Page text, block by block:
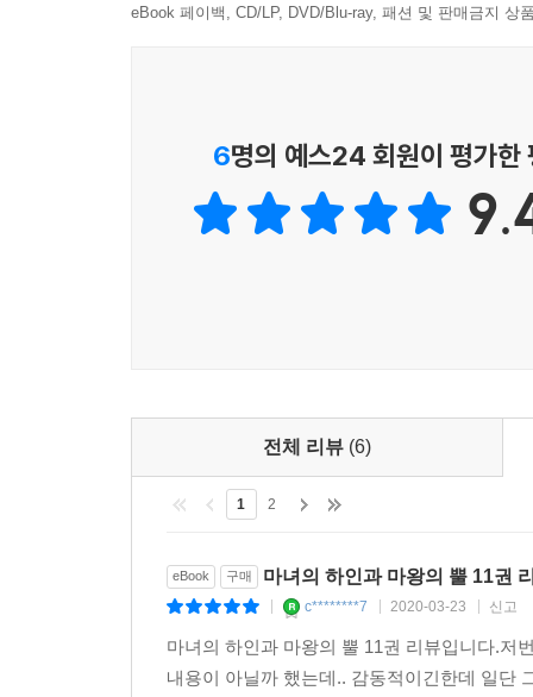
eBook 페이백, CD/LP, DVD/Blu-ray, 패션 및 판매금지 상
6명의 예스24 회원이 평가한
전체 리뷰 (6)
1 2
eBook 구매 마녀의 하인과 마왕의 뿔 11권
c********7 2020-03-23 신고
마녀의 하인과 마왕의 뿔 11권 리뷰입니다.저
내용이 아닐까 했는데.. 감동적이긴한데 일단